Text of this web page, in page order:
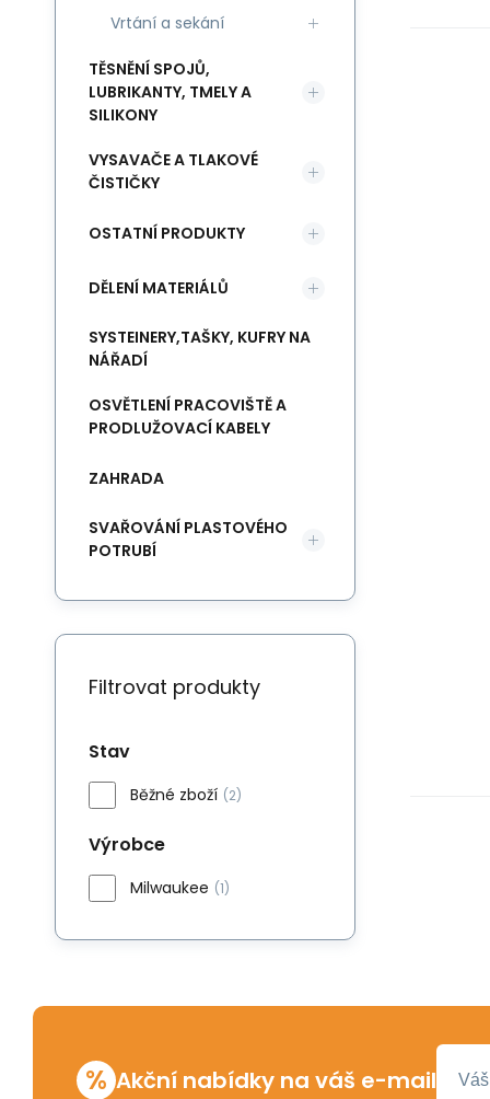
Vrtání a sekání
TĚSNĚNÍ SPOJŮ,
LUBRIKANTY, TMELY A
SILIKONY
VYSAVAČE A TLAKOVÉ
ČISTIČKY
OSTATNÍ PRODUKTY
DĚLENÍ MATERIÁLŮ
SYSTEINERY,TAŠKY, KUFRY NA
NÁŘADÍ
OSVĚTLENÍ PRACOVIŠTĚ A
PRODLUŽOVACÍ KABELY
ZAHRADA
SVAŘOVÁNÍ PLASTOVÉHO
POTRUBÍ
Filtrovat produkty
Stav
Běžné zboží (2)
Výrobce
Milwaukee (1)
% Akční nabídky na váš e-mail